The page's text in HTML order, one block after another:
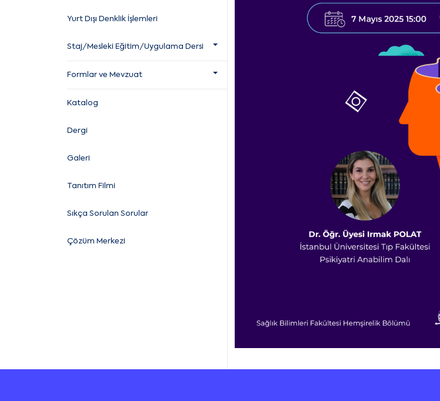
Yurt Dışı Denklik İşlemleri
Staj/Mesleki Eğitim/Uygulama Dersi
Formlar ve Mevzuat
Katalog
Dergi
Galeri
Tanıtım Filmi
Sıkça Sorulan Sorular
Çözüm Merkezi